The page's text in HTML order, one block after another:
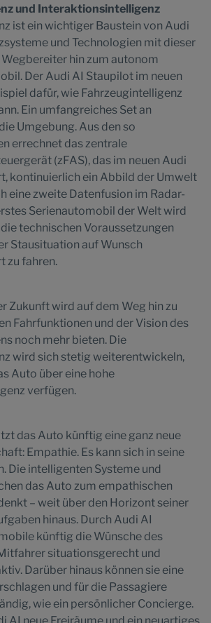
und Interaktionsintelligenz
ist ein wichtiger Baustein von Audi
und Technologien mit dieser
hin zum autonom
Der Audi AI Staupilot im neuen
dafür, wie Fahrzeugintelligenz
Ein umfangreiches Set an
Umgebung. Aus den so
errechnet das zentrale
(zFAS), das im neuen Audi
kontinuierlich ein Abbild der Umwelt
eine zweite Datenfusion im Radar-
Serienautomobil der Welt wird
technischen Voraussetzungen
Stausituation auf Wunsch
zu fahren.
Zukunft wird auf dem Weg hin zu
Fahrfunktionen und der Vision des
noch mehr bieten. Die
wird sich stetig weiterentwickeln,
Auto über eine hohe
verfügen.
das Auto künftig eine ganz neue
Empathie. Es kann sich in seine
Die intelligenten Systeme und
das Auto zum empathischen
– weit über den Horizont seiner
hinaus. Durch Audi AI
künftig die Wünsche des
situationsgerecht und
Darüber hinaus können sie eine
und für die Passagiere
wie ein persönlicher Concierge.